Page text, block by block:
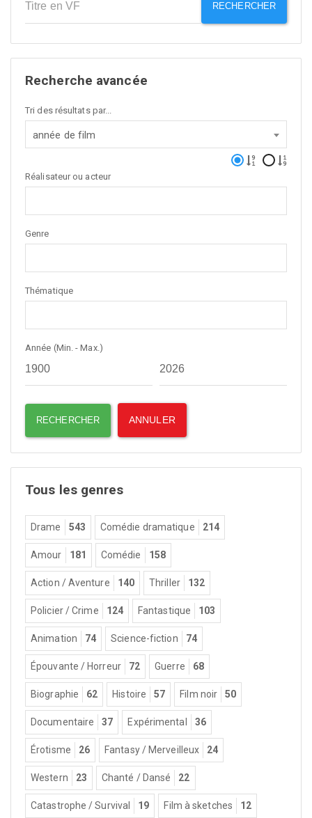
RECHERCHER
Recherche avancée
Tri des résultats par...
année de film
Réalisateur ou acteur
Genre
Thématique
Année (Min. - Max.)
Tous les genres
Drame 543 Comédie dramatique 214
Amour 181 Comédie 158
Action / Aventure 140 Thriller 132
Policier / Crime 124 Fantastique 103
Animation 74 Science-fiction 74
Épouvante / Horreur 72 Guerre 68
Biographie 62 Histoire 57 Film noir 50
Documentaire 37 Expérimental 36
Érotisme 26 Fantasy / Merveilleux 24
Western 23 Chanté / Dansé 22
Catastrophe / Survival 19 Film à sketches 12